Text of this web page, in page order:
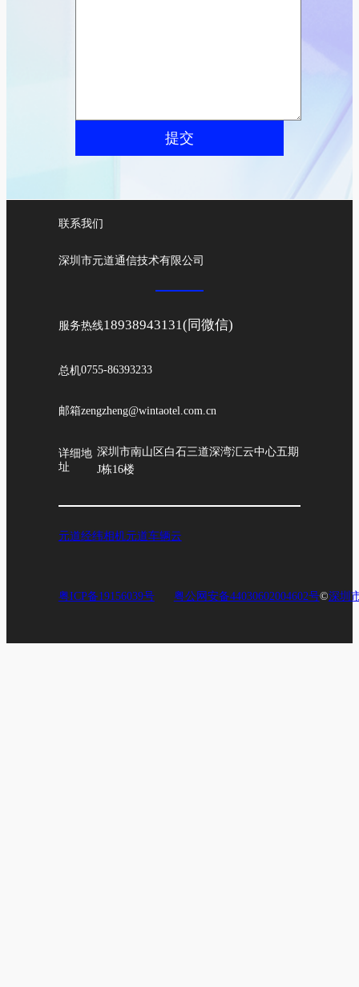
提交
联系我们
深圳市元道通信技术有限公司
服务热线18938943131(同微信)
总机0755-86393233
邮箱zengzheng@wintaotel.com.cn
详细地
址
深圳市南山区白石三道深湾汇云中心五期
J栋16楼
元道经纬相机元道车辆云
粤ICP备19156039号 粤公网安备44030602004602号©深圳